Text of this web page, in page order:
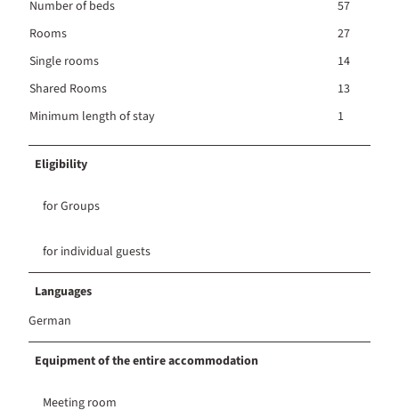
Number of beds
57
Rooms
27
Single rooms
14
Shared Rooms
13
Minimum length of stay
1
Eligibility
for Groups
for individual guests
Languages
German
Equipment of the entire accommodation
Meeting room